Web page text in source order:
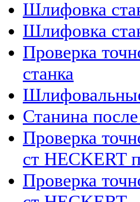
Шлифовка
Шлифовка
Проверка
станка
Станина
Проверка
ст HECKERT
Проверка